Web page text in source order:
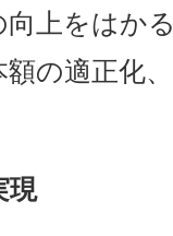
上をはか
の適正化
現